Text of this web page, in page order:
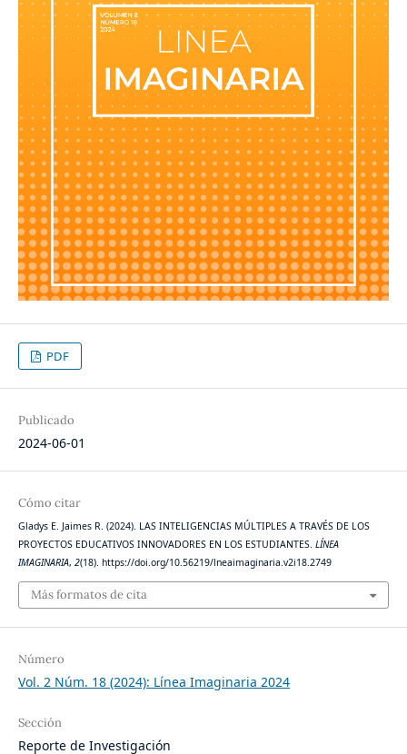
PDF
Publicado
2024-06-01
Cómo citar
Gladys E. Jaimes R. (2024). LAS INTELIGENCIAS MÚLTIPLES A TRAVÉS DE LOS
PROYECTOS EDUCATIVOS INNOVADORES EN LOS ESTUDIANTES. LÍNEA
IMAGINARIA, 2(18). https://doi.org/10.56219/lneaimaginaria.v2i18.2749
Más formatos de cita
Número
Vol. 2 Núm. 18 (2024): Línea Imaginaria 2024
Sección
Reporte de Investigación